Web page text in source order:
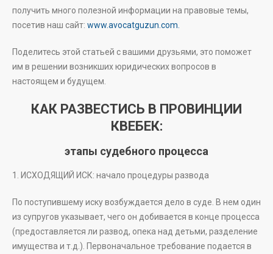
получить много полезной информации на правовые темы,
посетив наш сайт: www.avocatguzun.com.
Поделитесь этой статьей с вашими друзьями, это поможет
им в решении возникших юридических вопросов в
настоящем и будущем.
КАК РАЗВЕСТИСЬ В ПРОВИНЦИИ
КВЕБЕК:
этапы судебного процесса
1. ИСХОДЯЩИЙ ИСК: начало процедуры развода
По поступившему иску возбуждается дело в суде. В нем один
из супругов указывает, чего он добивается в конце процесса
(предоставляется ли развод, опека над детьми, разделение
имущества и т.д.). Первоначальное требование подается в